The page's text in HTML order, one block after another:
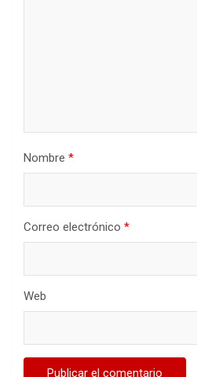
Nombre *
Correo electrónico *
Web